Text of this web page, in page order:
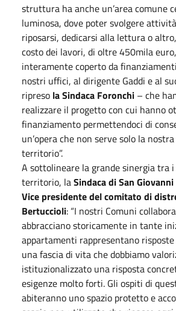
struttura ha anche un’area comune
luminosa, dove poter svolgere
riposarsi, dedicarsi alla lettura o
costo dei lavori, di oltre 450mila
interamente coperto da
nostri uffici, al dirigente Gaddi e al
ripreso la Sindaca Foronchi – che
realizzare il progetto con cui hanno
finanziamento permettendoci di
un’opera che non serve solo la
territorio”.
A sottolineare la grande sinergia tra
territorio, laSindaca di San
Vice presidente del comitato di
Bertuccioli: “I nostri Comuni
abbracciano storicamente in tante
appartamenti rappresentano
una fascia di vita che dobbiamo
istituzionalizzato una risposta
esigenze molto forti. Gli ospiti di
abiteranno uno spazio protetto e